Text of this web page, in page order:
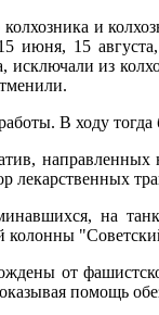
и
июня, 15
из
В ходу
на
колонны
от
помощь